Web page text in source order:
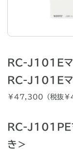
RC-J101Eマ
RC-J101Eマ
￥ 47,300 （税抜￥
RC-J101PE
き＞